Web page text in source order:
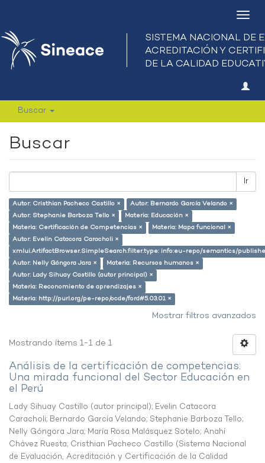
Buscar
Buscar
Ir
Autor: Cristhian Pacheco Castillo ×
Autor: Bernardo García Velando ×
Autor: Stephanie Barboza Tello ×
Materia: Educación ×
Materia: Certificación de Competencias ×
Materia: Mapa funcional ×
Autor: Evelin Catacora Caracholi ×
xmlui.ArtifactBrowser.SimpleSearch.filter.type: info:eu-repo/semantics/
Autor: Nelly Góngora Jara ×
Materia: Recursos humanos ×
Autor: Lady Sihuay Castillo (autor principal) ×
Materia: Reconomiento de aprendizajes ×
Materia: http://purl.org/pe-repo/ocde/ford#5.03.01 ×
Mostrar filtros avanzados
Mostrando ítems 1-1 de 1
Análisis de la certificación de competencias:
Una mirada funcional del Sector Educación en
el Perú
Lady Sihuay Castillo (autor principal); Evelin Catacora
Caracholi; Bernardo García Velando; Stephanie Barboza Tello;
Nelly Góngora Jara; María Rosa Malásquez Sotelo; Anahí
Chávez Ruesta; Cristhian Pacheco Castillo (Sistema Nacional
de Evaluación, Acreditación y Certificación de la Calidad